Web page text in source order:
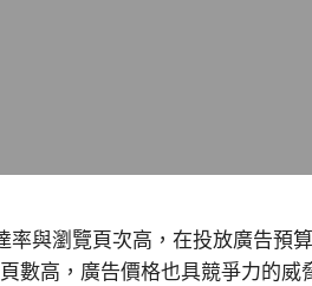
與瀏覽頁次高，在投放廣告預
數高，廣告價格也具競爭力的威